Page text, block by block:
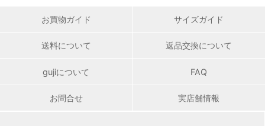
お買物ガイド サイズガイド
送料について 返品交換について
gujiについて FAQ
お問合せ 実店舗情報